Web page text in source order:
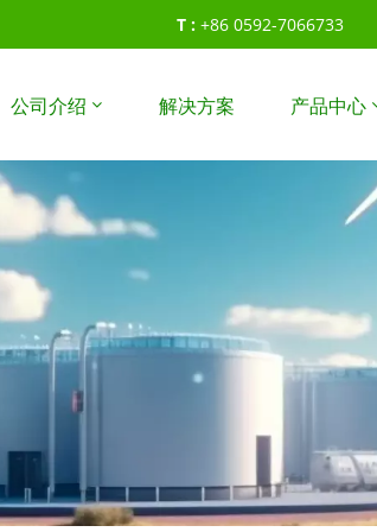
T : +86 0592-7066733
公司介绍 解决方案 产品中心